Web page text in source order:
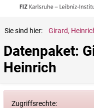
Sie sind hier: Girard,
Datenpaket:
Heinrich
Zugriffsrechte: